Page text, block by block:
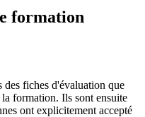
formation
des fiches d'évaluation que
formation. Ils sont ensuite
ont explicitement accepté